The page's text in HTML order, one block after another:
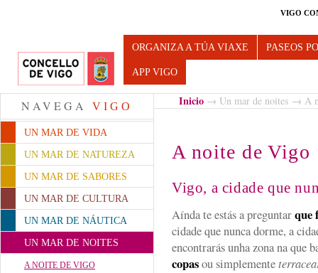
VIGO
Turismo de Vigo
ORGANIZA A TÚA VIAXE PASEOS
APP VIGO
NAVEGA VIGO
UN MAR DE VIDA
UN MAR DE NATUREZA
UN MAR DE SABORES
UN MAR DE CULTURA
UN MAR DE NÁUTICA
UN MAR DE NOITES
A NOITE DE VIGO
Inicio → Un mar de noites → A
A noite de Vigo
Vigo, a cidade que
Aínda te estás a preguntarque
cidade que nunca dorme, a
encontrarás unha zona na que
copasou simplemente